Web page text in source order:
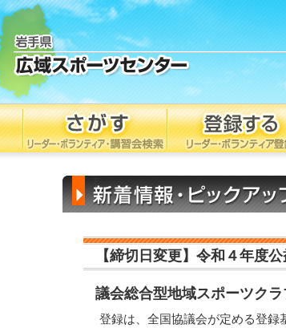
【締切日変更】令和４年度
議会総合型地域スポーツク
登録は、全国協議会が定める登録